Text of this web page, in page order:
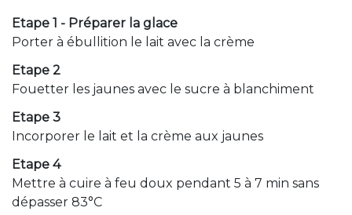
Etape 1 - Préparer la glace
Porter à ébullition le lait avec la crème
Etape 2
Fouetter les jaunes avec le sucre à blanchiment
Etape 3
Incorporer le lait et la crème aux jaunes
Etape 4
Mettre à cuire à feu doux pendant 5 à 7 min sans
dépasser 83°C